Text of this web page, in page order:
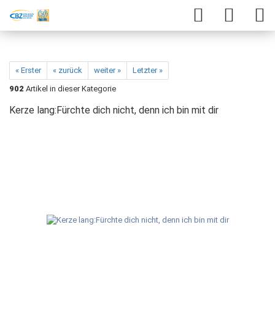
« Erster « zurück weiter »
Letzter »
902 Artikel in dieser Kategorie
Kerze lang:Fürchte dich nicht, denn ich bin mit dir